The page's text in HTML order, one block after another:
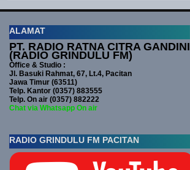
ALAMAT
PT. RADIO RATNA CITRA GANDINI
(RADIO GRINDULU FM)
Office & Studio :
Jl. Basuki Rahmat, 67, Lt.4, Pacitan
Jawa Timur (63511)
Telp. Kantor (0357) 883555
Telp. On air (0357) 882222
Chat via Whatsapp On air
RADIO GRINDULU FM PACITAN